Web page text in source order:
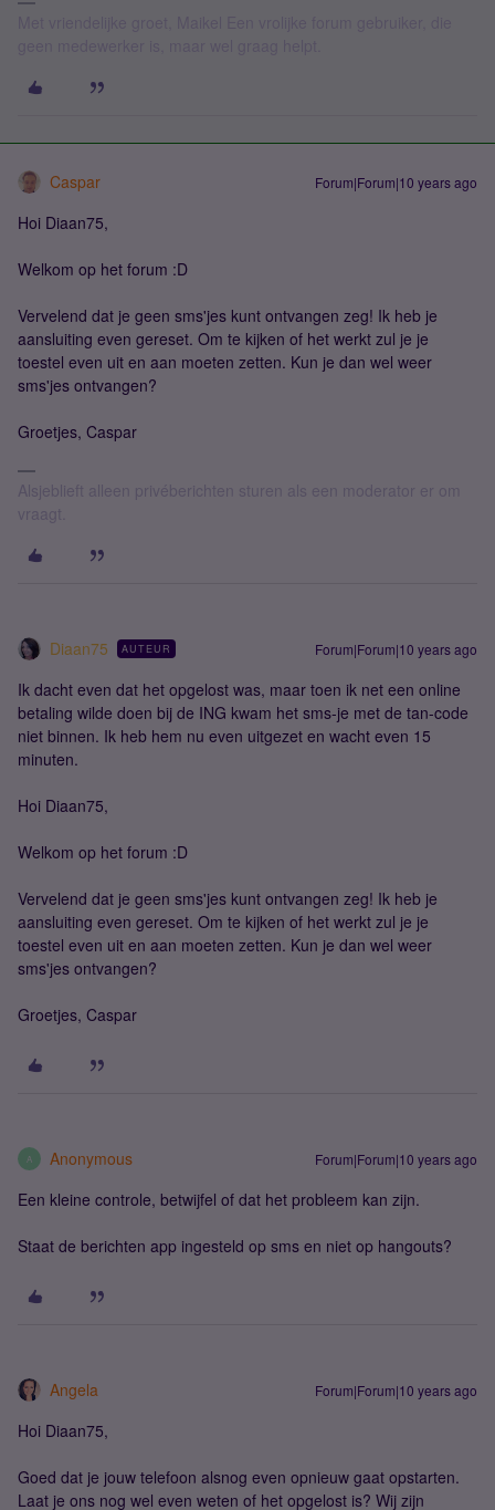
Caspar Forum|Forum|10 years ago
Hoi Diaan75,
Welkom op het forum :D
Vervelend dat je geen sms'jes kunt ontvangen zeg! Ik heb je
aansluiting even gereset. Om te kijken of het werkt zul je je
toestel even uit en aan moeten zetten. Kun je dan wel weer
sms'jes ontvangen?
Groetjes, Caspar
Alsjeblieft alleen privéberichten sturen als een moderator er om
vraagt.
Diaan75 AUTEUR Forum|Forum|10 years ago
Ik dacht even dat het opgelost was, maar toen ik net een online
betaling wilde doen bij de ING kwam het sms-je met de tan-code
niet binnen. Ik heb hem nu even uitgezet en wacht even 15
minuten.
Hoi Diaan75,
Welkom op het forum :D
Vervelend dat je geen sms'jes kunt ontvangen zeg! Ik heb je
aansluiting even gereset. Om te kijken of het werkt zul je je
toestel even uit en aan moeten zetten. Kun je dan wel weer
sms'jes ontvangen?
Groetjes, Caspar
A Anonymous Forum|Forum|10 years ago
Een kleine controle, betwijfel of dat het probleem kan zijn.
Staat de berichten app ingesteld op sms en niet op hangouts?
Angela Forum|Forum|10 years ago
Hoi Diaan75,
Goed dat je jouw telefoon alsnog even opnieuw gaat opstarten.
Laat je ons nog wel even weten of het opgelost is? Wij zijn